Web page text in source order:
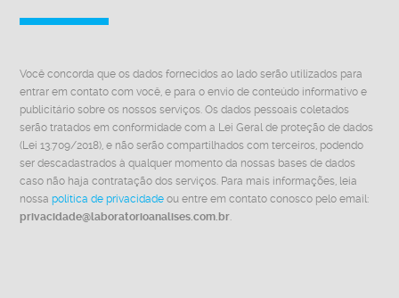
Você concorda que os dados fornecidos ao lado serão utilizados para
entrar em contato com você, e para o envio de conteúdo informativo e
publicitário sobre os nossos serviços. Os dados pessoais coletados
serão tratados em conformidade com a Lei Geral de proteção de dados
(Lei 13.709/2018), e não serão compartilhados com terceiros, podendo
ser descadastrados à qualquer momento da nossas bases de dados
caso não haja contratação dos serviços. Para mais informações, leia
nossapolítica de privacidade ou entre em contato conosco pelo email:
privacidade@laboratorioanalises.com.br.